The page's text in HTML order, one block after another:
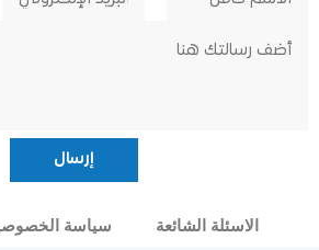
الاسئلة الشائعة سياسة الخصوصية